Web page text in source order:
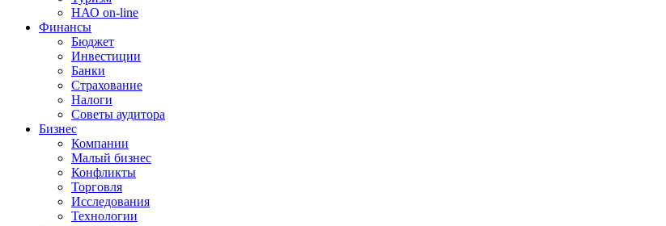
НАО on-line
Финансы
Бюджет
Инвестиции
Банки
Страхование
Налоги
Советы аудитора
Бизнес
Компании
Малый бизнес
Конфликты
Торговля
Исследования
Технологии